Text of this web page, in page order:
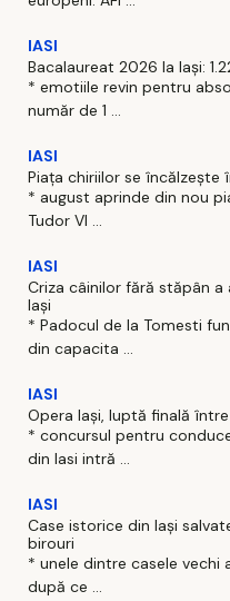
IASI
Bacalaureat 2026 la Iași:
* emotiile revin pentru
număr de 1 ...
IASI
Piața chiriilor se încălzește
* august aprinde din nou
Tudor Vl ...
IASI
Criza câinilor fără stăpân
Iași
* Padocul de la Tomesti
din capacita ...
IASI
Opera Iași, luptă finală
* concursul pentru
din Iasi intră ...
IASI
Case istorice din Iași
birouri
* unele dintre casele vechi
după ce ...